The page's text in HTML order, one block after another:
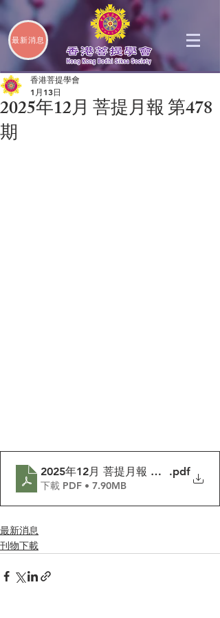
最新消息
2025年12月 菩提月報 第478
期
香港菩提學會
1月13日
2025年12月 菩提月報 第478期
.pdf
下載 PDF • 7.90MB
最新消息
刊物下載